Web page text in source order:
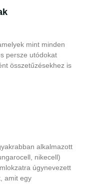
mint minden
persze utódokat
összetűzésekhez is
alkalmazott
nikecell)
úgynevezett
amit egy